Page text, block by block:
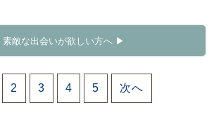
素敵な出会いが欲しい方へ ▶
2 3 4 5 次へ